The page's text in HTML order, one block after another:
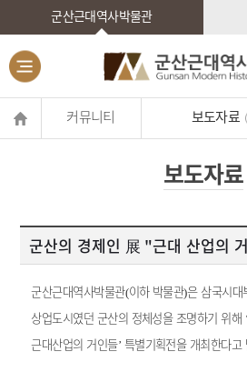
군산근대역사박물관
커뮤니티 보도자료
보도자료
군산의 경제인 展 "근대 산업의
군산근대역사박물관(이하 박물관)은 삼국시대
상업도시였던 군산의 정체성을 조명하기 위해 ‘
근대산업의 거인들’ 특별기획전을 개최한다고